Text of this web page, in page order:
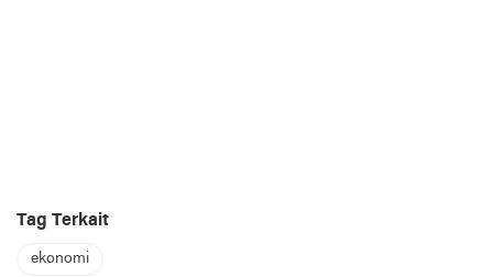
Tag Terkait
ekonomi